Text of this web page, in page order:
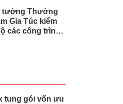
tướng Thường
Gia Túc kiểm
các công trình
tung gói vốn ưu